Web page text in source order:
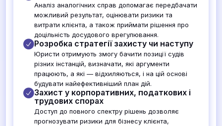
Аналіз аналогічних справ допомагає передбачати
можливий результат, оцінювати ризики та
витрати клієнта, а також приймати рішення про
доцільність досудового врегулювання.
Розробка стратегії захисту чи наступу
Юристи отримують змогу бачити позиції судів
різних інстанцій, визначати, які аргументи
працюють, а які — відхиляються, і на цій основі
будувати найефективніший план дій.
Захист у корпоративних, податкових і
трудових спорах
Доступ до повного спектру рішень дозволяє
прогнозувати ризики для бізнесу клієнта,